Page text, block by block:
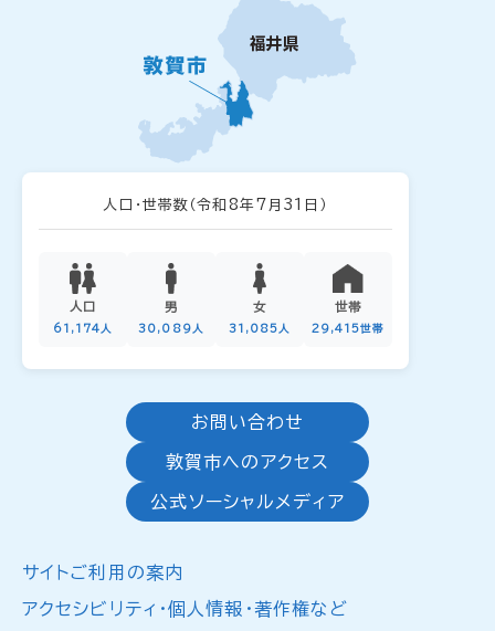
人口・世帯数 （令和8年7月31日）
人口
61,174人
男
30,089人
女
31,085人
世帯
29,415世帯
お問い合わせ
敦賀市へのアクセス
公式ソーシャルメディア
サイトご利用の案内
アクセシビリティ・個人情報・著作権など